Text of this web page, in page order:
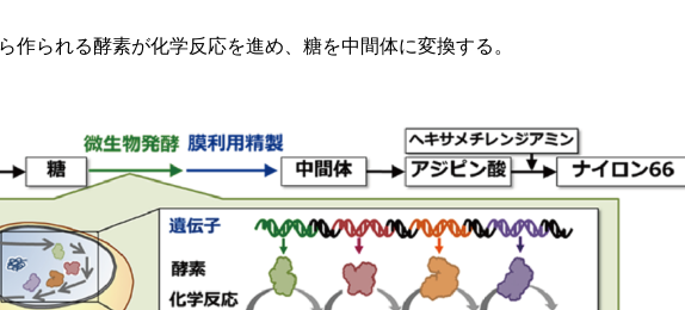
作られる酵素が化学反応を進め、糖を中間体に変換する。